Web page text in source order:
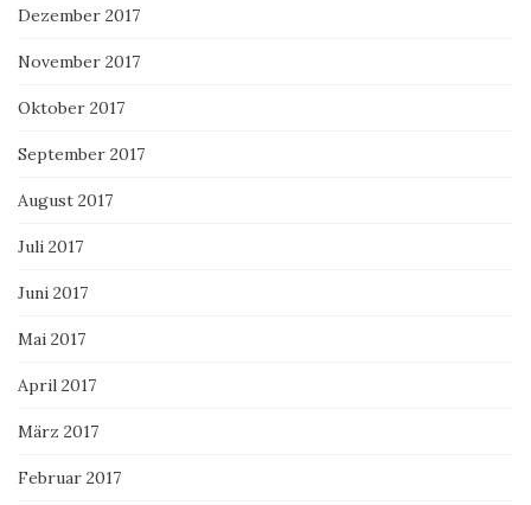
Dezember 2017
November 2017
Oktober 2017
September 2017
August 2017
Juli 2017
Juni 2017
Mai 2017
April 2017
März 2017
Februar 2017